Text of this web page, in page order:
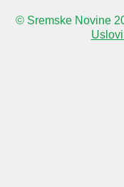
© Sremske Novine